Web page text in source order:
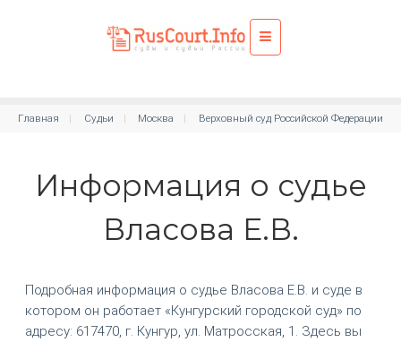
Главная Судьи Москва Верховный суд Российской Федерации
Информация о судье
Власова Е.В.
Подробная информация о судье Власова Е.В. и суде в
котором он работает «Кунгурский городской суд» по
адресу: 617470, г. Кунгур, ул. Матросская, 1. Здесь вы